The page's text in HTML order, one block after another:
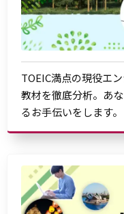
TOEIC満点の現役エ
教材を徹底分析。あ
るお手伝いをします。